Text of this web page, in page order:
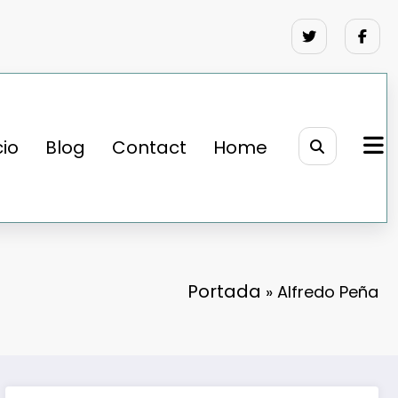
Blog Contact Home
Portada » Alfredo Peña